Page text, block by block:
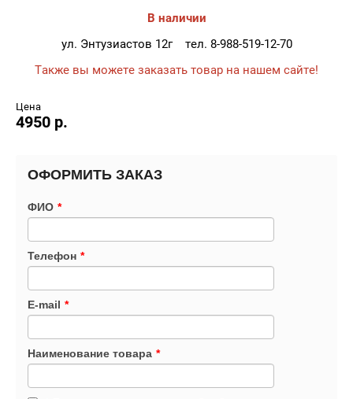
В наличии
ул. Энтузиастов 12г тел. 8-988-519-12-70
Также вы можете заказать товар на нашем сайте!
Цена
4950 р.
ОФОРМИТЬ ЗАКАЗ
ФИО *
Телефон *
E-mail *
Наименование товара *